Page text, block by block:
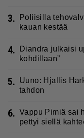
3.
Poliisilla
kauan kestää
4.
Diandra julkaisi
kohdillaan”
5.
Uuno: Hjallis
tahdon
6. Vappu Pimiä sai
pettyi siellä